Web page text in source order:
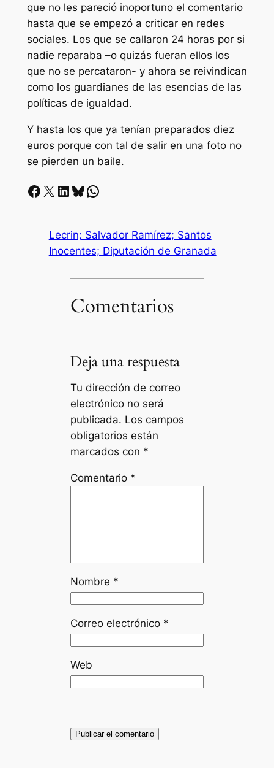
que no les pareció inoportuno el comentario
hasta que se empezó a criticar en redes
sociales. Los que se callaron 24 horas por si
nadie reparaba –o quizás fueran ellos los
que no se percataron- y ahora se reivindican
como los guardianes de las esencias de las
políticas de igualdad.
Y hasta los que ya tenían preparados diez
euros porque con tal de salir en una foto no
se pierden un baile.
Facebook X LinkedIn Bluesky Whatsapp
Lecrin; Salvador Ramírez; Santos
Inocentes; Diputación de Granada
Comentarios
Deja una respuesta
Tu dirección de correo
electrónico no será
publicada. Los campos
obligatorios están
marcados con *
Comentario *
Nombre *
Correo electrónico *
Web